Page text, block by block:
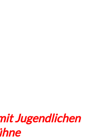
Jugendlichen